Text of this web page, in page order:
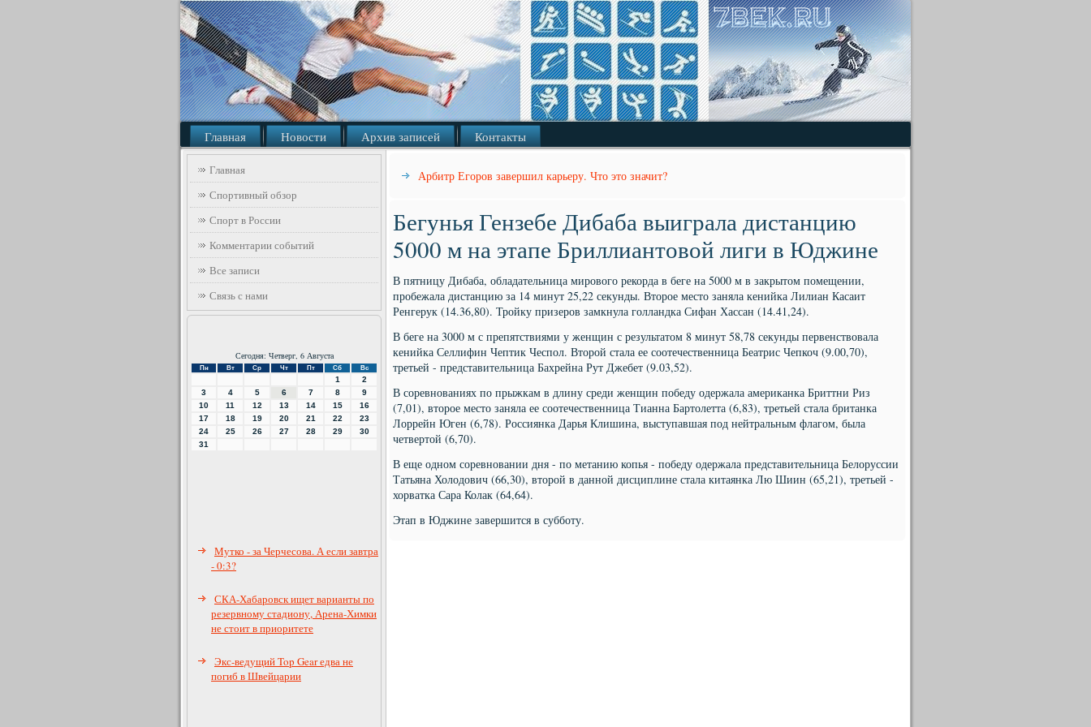
Главная Новости Архив записей Контакты
Главная
Спортивный обзор
Спорт в России
Комментарии событий
Все записи
Связь с нами
Сегодня: Четверг, 6 Августа
Пн Вт Ср Чт Пт Сб Вс
1
2
3
4 5 6 7 8
9
10
11 12 13 14 15
16
17
18 19 20 21 22
23
24
25 26 27 28 29
30
31
Мутко - за Черчесова. А если завтра
- 0:3?
СКА-Хабаровск ищет варианты по
резервному стадиону, Арена-Химки
не стоит в приоритете
Экс-ведущий Top Gear едва не
погиб в Швейцарии
Арбитр Егоров завершил карьеру. Что это значит?
Бегунья Гензебе Дибаба выиграла дистанцию
5000 м на этапе Бриллиантовой лиги в Юджине
В пятницу Дибаба, обладательница мирового рекорда в беге на 5000 м в закрытом помещении,
пробежала дистанцию за 14 минут 25,22 секунды. Второе место заняла кенийка Лилиан Касаит
Ренгерук (14.36,80). Тройку призеров замкнула голландка Сифан Хассан (14.41,24).
В беге на 3000 м с препятствиями у женщин с результатом 8 минут 58,78 секунды первенствовала
кенийка Селлифин Чептик Чеспол. Второй стала ее соотечественница Беатрис Чепкоч (9.00,70),
третьей - представительница Бахрейна Рут Джебет (9.03,52).
В соревнованиях по прыжкам в длину среди женщин победу одержала американка Бриттни Риз
(7,01), второе место заняла ее соотечественница Тианна Бартолетта (6,83), третьей стала британка
Лоррейн Юген (6,78). Россиянка Дарья Клишина, выступавшая под нейтральным флагом, была
четвертой (6,70).
В еще одном соревновании дня - по метанию копья - победу одержала представительница Белоруссии
Татьяна Холодович (66,30), второй в данной дисциплине стала китаянка Лю Шиин (65,21), третьей -
хорватка Сара Колак (64,64).
Этап в Юджине завершится в субботу.